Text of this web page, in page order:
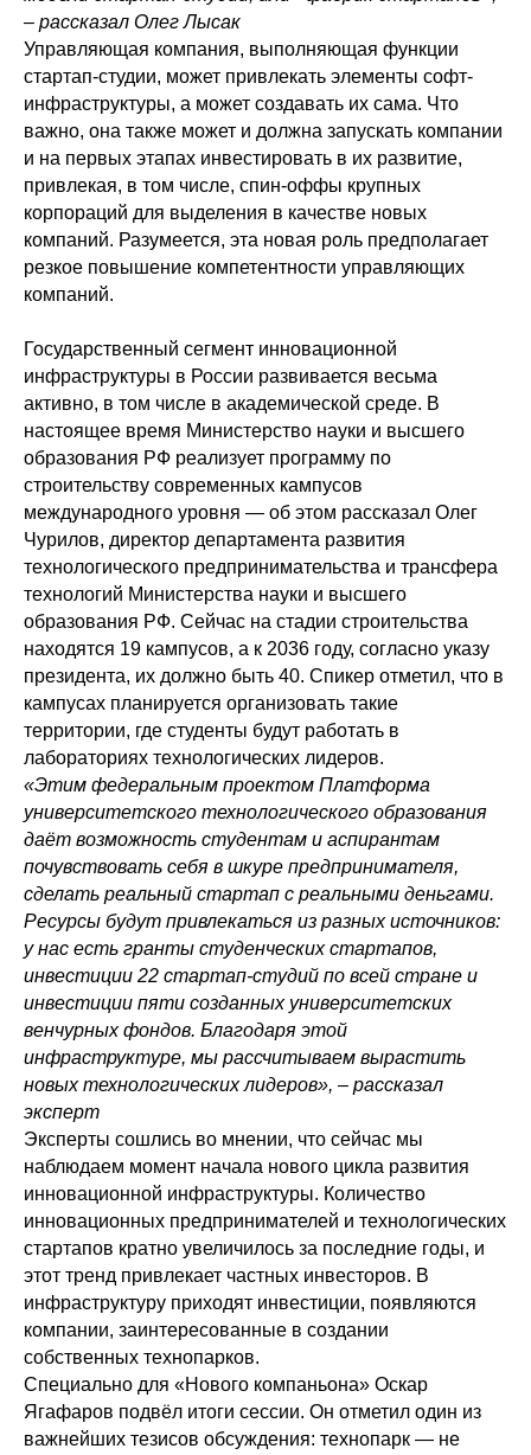
– рассказал Олег Лысак
Управляющая компания, выполняющая функции
стартап-студии, может привлекать элементы софт-
инфраструктуры, а может создавать их сама. Что
важно, она также может и должна запускать компании
и на первых этапах инвестировать в их развитие,
привлекая, в том числе, спин-оффы крупных
корпораций для выделения в качестве новых
компаний. Разумеется, эта новая роль предполагает
резкое повышение компетентности управляющих
компаний.
Государственный сегмент инновационной
инфраструктуры в России развивается весьма
активно, в том числе в академической среде. В
настоящее время Министерство науки и высшего
образования РФ реализует программу по
строительству современных кампусов
международного уровня — об этом рассказал Олег
Чурилов, директор департамента развития
технологического предпринимательства и трансфера
технологий Министерства науки и высшего
образования РФ. Сейчас на стадии строительства
находятся 19 кампусов, а к 2036 году, согласно указу
президента, их должно быть 40. Спикер отметил, что в
кампусах планируется организовать такие
территории, где студенты будут работать в
лабораториях технологических лидеров.
«Этим федеральным проектом Платформа
университетского технологического образования
даёт возможность студентам и аспирантам
почувствовать себя в шкуре предпринимателя,
сделать реальный стартап с реальными деньгами.
Ресурсы будут привлекаться из разных источников:
у нас есть гранты студенческих стартапов,
инвестиции 22 стартап-студий по всей стране и
инвестиции пяти созданных университетских
венчурных фондов. Благодаря этой
инфраструктуре, мы рассчитываем вырастить
новых технологических лидеров», – рассказал
эксперт
Эксперты сошлись во мнении, что сейчас мы
наблюдаем момент начала нового цикла развития
инновационной инфраструктуры. Количество
инновационных предпринимателей и технологических
стартапов кратно увеличилось за последние годы, и
этот тренд привлекает частных инвесторов. В
инфраструктуру приходят инвестиции, появляются
компании, заинтересованные в создании
собственных технопарков.
Специально для «Нового компаньона» Оскар
Ягафаров подвёл итоги сессии. Он отметил один из
важнейших тезисов обсуждения: технопарк — не
© 2015-2026 НАУРР. Все права защищены. При использовании материалов
ссылка на ROBOTUNION.RU — обязательна
© 2015-2026 НАУРР. Все права защищены.
При использовании материалов ссылка на ROBOTUNION.RU — обязательна